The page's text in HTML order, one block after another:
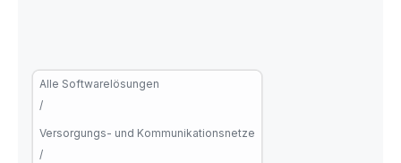
Alle Softwarelösungen
/
Versorgungs- und Kommunikationsnetze
/